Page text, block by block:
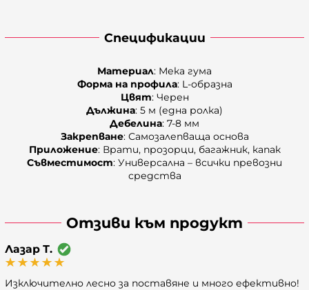
Отзиви към продукт
Лазар Т.
Изключително лесно за поставяне и много ефективно!
Спецификации
Материал: Мека гума
Форма на профила: L-образна
Цвят: Черен
Дължина: 5 м (една ролка)
Дебелина: 7-8 мм
Закрепване: Самозалепваща основа
Приложение: Врати, прозорци, багажник, капак
Съвместимост: Универсална – всички превозни
средства